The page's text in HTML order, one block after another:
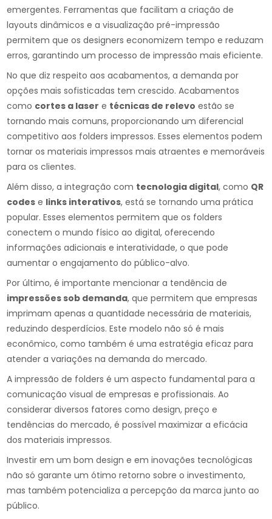
emergentes. Ferramentas que facilitam a criação de
layouts dinâmicos e a visualização pré-impressão
permitem que os designers economizem tempo e reduzam
erros, garantindo um processo de impressão mais eficiente.
No que diz respeito aos acabamentos, a demanda por
opções mais sofisticadas tem crescido. Acabamentos
como cortes a laser e técnicas de relevo estão se
tornando mais comuns, proporcionando um diferencial
competitivo aos folders impressos. Esses elementos podem
tornar os materiais impressos mais atraentes e memoráveis
para os clientes.
Além disso, a integração com tecnologia digital, como QR
codes e links interativos, está se tornando uma prática
popular. Esses elementos permitem que os folders
conectem o mundo físico ao digital, oferecendo
informações adicionais e interatividade, o que pode
aumentar o engajamento do público-alvo.
Por último, é importante mencionar a tendência de
impressões sob demanda, que permitem que empresas
imprimam apenas a quantidade necessária de materiais,
reduzindo desperdícios. Este modelo não só é mais
econômico, como também é uma estratégia eficaz para
atender a variações na demanda do mercado.
A impressão de folders é um aspecto fundamental para a
comunicação visual de empresas e profissionais. Ao
considerar diversos fatores como design, preço e
tendências do mercado, é possível maximizar a eficácia
dos materiais impressos.
Investir em um bom design e em inovações tecnológicas
não só garante um ótimo retorno sobre o investimento,
mas também potencializa a percepção da marca junto ao
público.